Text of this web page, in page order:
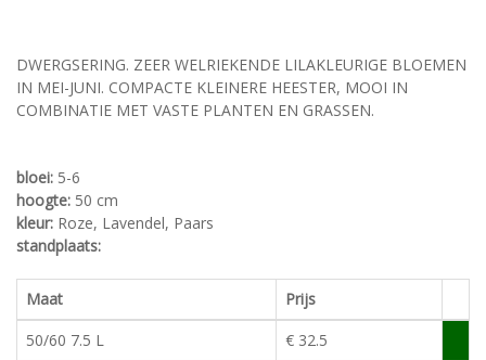
DWERGSERING. ZEER WELRIEKENDE LILAKLEURIGE BLOEMEN
IN MEI-JUNI. COMPACTE KLEINERE HEESTER, MOOI IN
COMBINATIE MET VASTE PLANTEN EN GRASSEN.
bloei: 5-6
hoogte: 50 cm
kleur: Roze, Lavendel, Paars
standplaats:
Maat
Prijs
50/60 7.5 L
€ 32.5